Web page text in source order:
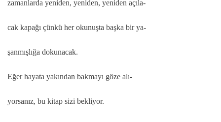
zamanlarda yeniden, yeniden, yeniden açıla-
cak kapağı çünkü her okunuşta başka bir ya-
şanmışlığa dokunacak.
Eğer hayata yakından bakmayı göze alı-
yorsanız, bu kitap sizi bekliyor.